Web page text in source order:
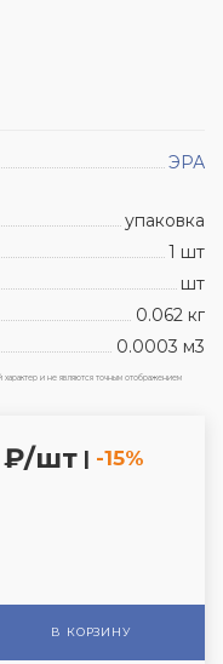
ЭРА
упаковка
1 шт
шт
0.062 кг
0.0003 м3
и не являются точным отображением
₽/шт | -15%
В КОРЗИНУ